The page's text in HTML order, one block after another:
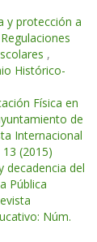
y protección a
,
Histórico-
Física en
de
Internacional
(2015)
decadencia del
Pública
Núm.